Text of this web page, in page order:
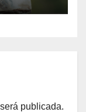
publicada.